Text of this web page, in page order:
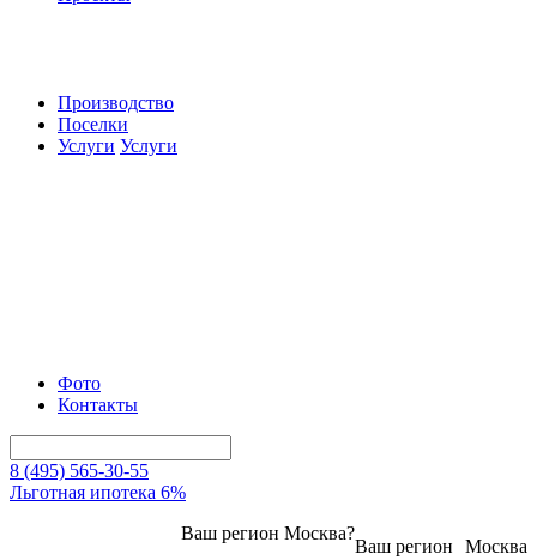
Производство
Поселки
Услуги Услуги
Фото
Контакты
8 (495) 565-30-55
Льготная ипотека 6%
Москва
Ваш регион
Ваш регион Москва?